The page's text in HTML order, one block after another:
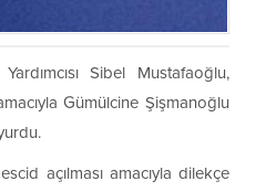
Sibel Mustafaoğlu,
Gümülcine Şişmanoğlu
açılması amacıyla dilekçe